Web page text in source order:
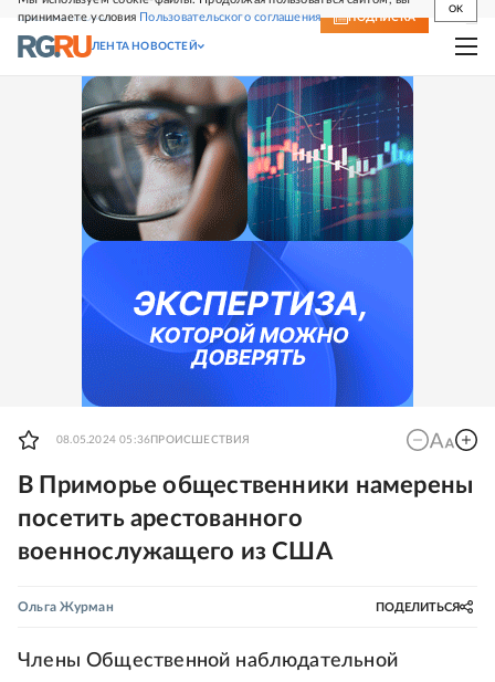
принимаете условия Пользовательского соглашения
OK
СВЕЖИЙ НОМЕР ПОДПИСКА
ЛЕНТА НОВОСТЕЙ
08.05.2024 05:36 ПРОИСШЕСТВИЯ
В Приморье общественники намерены
посетить арестованного
военнослужащего из США
Ольга Журман ПОДЕЛИТЬСЯ
Члены Общественной наблюдательной